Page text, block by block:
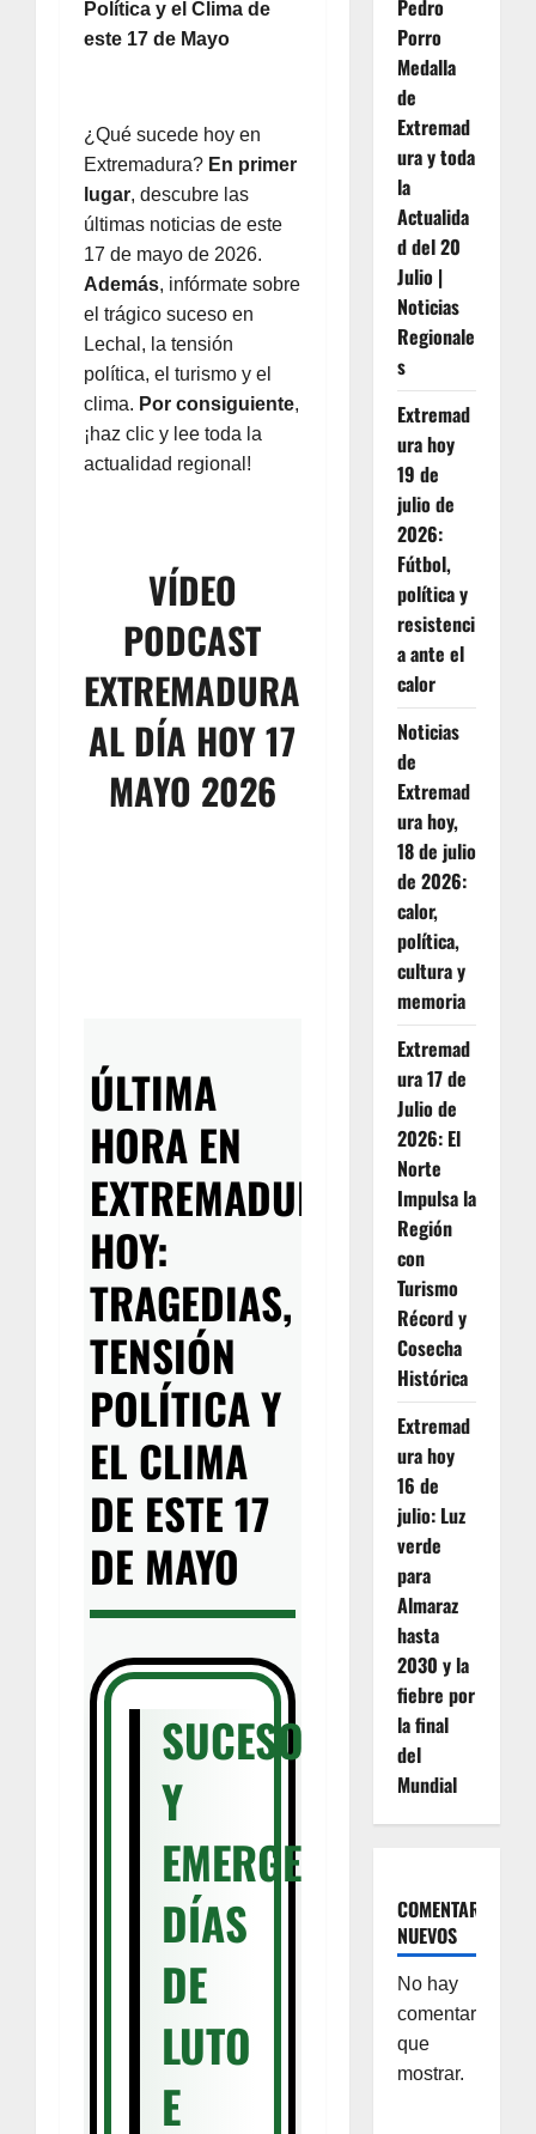
Política y el Clima de
este 17 de Mayo
¿Qué sucede hoy en
Extremadura? En primer
lugar, descubre las
últimas noticias de este
17 de mayo de 2026.
Además, infórmate sobre
el trágico suceso en
Lechal, la tensión
política, el turismo y el
clima. Por consiguiente,
¡haz clic y lee toda la
actualidad regional!
VÍDEO
PODCAST
EXTREMADURA
AL DÍA HOY 17
MAYO 2026
ÚLTIMA
HORA EN
EXTREMADURA
HOY:
TRAGEDIAS,
TENSIÓN
POLÍTICA Y
EL CLIMA
DE ESTE 17
DE MAYO
SUCESOS
Y
EMERGENCIAS:
DÍAS
DE
LUTO
E
Pedro
Porro
Medalla
de
Extremad
ura y toda
la
Actualida
d del 20
Julio |
Noticias
Regionale
s
Extremad
ura hoy
19 de
julio de
2026:
Fútbol,
política y
resistenci
a ante el
calor
Noticias
de
Extremad
ura hoy,
18 de julio
de 2026:
calor,
política,
cultura y
memoria
Extremad
ura 17 de
Julio de
2026: El
Norte
Impulsa la
Región
con
Turismo
Récord y
Cosecha
Histórica
Extremad
ura hoy
16 de
julio: Luz
verde
para
Almaraz
hasta
2030 y la
fiebre por
la final
del
Mundial
COMENTARIOS
NUEVOS
No hay
comentarios
que
mostrar.